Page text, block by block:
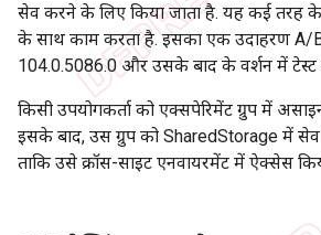
सेव करने के लिए किया जाता है. यह कई तरह
के साथ काम करता है. इसका एक उदाहरण A/
104.0.5086.0 और उसके बाद के वर्शन में
किसी उपयोगकर्ता को एक्सपेरिमेंट ग्रुप में
इसके बाद, उस ग्रुप को SharedStorage में
ताकि उसे क्रॉस-साइट एनवायरमेंट में ऐक्सेस